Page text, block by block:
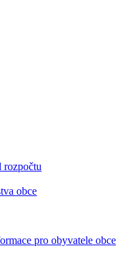
rozpočtu
obce
pro obyvatele obce